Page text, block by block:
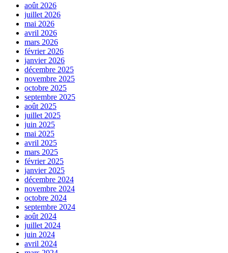
août 2026
juillet 2026
mai 2026
avril 2026
mars 2026
février 2026
janvier 2026
décembre 2025
novembre 2025
octobre 2025
septembre 2025
août 2025
juillet 2025
juin 2025
mai 2025
avril 2025
mars 2025
février 2025
janvier 2025
décembre 2024
novembre 2024
octobre 2024
septembre 2024
août 2024
juillet 2024
juin 2024
avril 2024